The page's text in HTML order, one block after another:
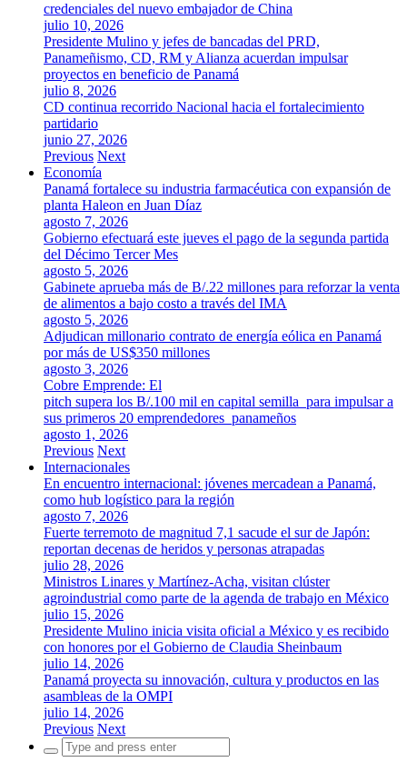
credenciales del nuevo embajador de China
julio 10, 2026
Presidente Mulino y jefes de bancadas del PRD,
Panameñismo, CD, RM y Alianza acuerdan impulsar
proyectos en beneficio de Panamá
julio 8, 2026
CD continua recorrido Nacional hacia el fortalecimiento
partidario
junio 27, 2026
Previous Next
Economía
Panamá fortalece su industria farmacéutica con expansión de
planta Haleon en Juan Díaz
agosto 7, 2026
Gobierno efectuará este jueves el pago de la segunda partida
del Décimo Tercer Mes
agosto 5, 2026
Gabinete aprueba más de B/.22 millones para reforzar la venta
de alimentos a bajo costo a través del IMA
agosto 5, 2026
Adjudican millonario contrato de energía eólica en Panamá
por más de US$350 millones
agosto 3, 2026
Cobre Emprende: El
pitch supera los B/.100 mil en capital semilla para impulsar a
sus primeros 20 emprendedores panameños
agosto 1, 2026
Previous Next
Internacionales
En encuentro internacional: jóvenes mercadean a Panamá,
como hub logístico para la región
agosto 7, 2026
Fuerte terremoto de magnitud 7,1 sacude el sur de Japón:
reportan decenas de heridos y personas atrapadas
julio 28, 2026
Ministros Linares y Martínez-Acha, visitan clúster
agroindustrial como parte de la agenda de trabajo en México
julio 15, 2026
Presidente Mulino inicia visita oficial a México y es recibido
con honores por el Gobierno de Claudia Sheinbaum
julio 14, 2026
Panamá proyecta su innovación, cultura y productos en las
asambleas de la OMPI
julio 14, 2026
Previous Next
Search
for: